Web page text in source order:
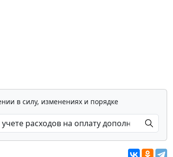
в силу, изменениях и порядке